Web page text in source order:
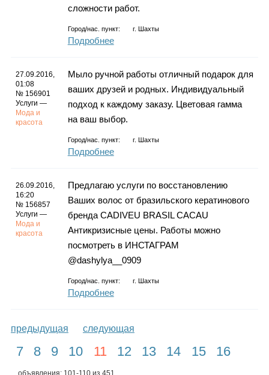
сложности работ.
Город/нас. пункт: г. Шахты
Подробнее
27.09.2016,
01:08
№ 156901
Услуги —
Мода и
красота
Мыло ручной работы отличный подарок для
ваших друзей и родных. Индивидуальный
подход к каждому заказу. Цветовая гамма
на ваш выбор.
Город/нас. пункт: г. Шахты
Подробнее
26.09.2016,
16:20
№ 156857
Услуги —
Мода и
красота
Предлагаю услуги по восстановлению
Ваших волос от бразильского кератинового
бренда CADIVEU BRASIL CACAU
Антикризисные цены. Работы можно
посмотреть в ИНСТАГРАМ
@dashylya__0909
Город/нас. пункт: г. Шахты
Подробнее
предыдущая следующая
7 8 9 10 11 12 13 14 15 16
объявления: 101-110 из 451